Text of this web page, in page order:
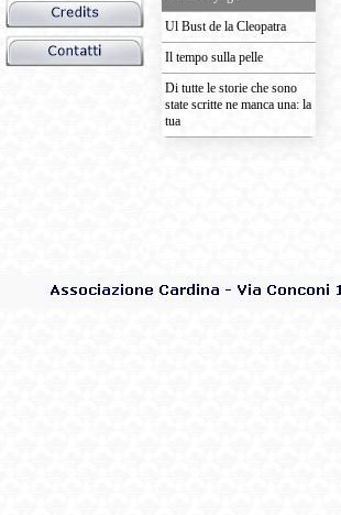
Ul Bust de la Cleopatra
Il tempo sulla pelle
Di tutte le storie che sono
state scritte ne manca una: la
tua